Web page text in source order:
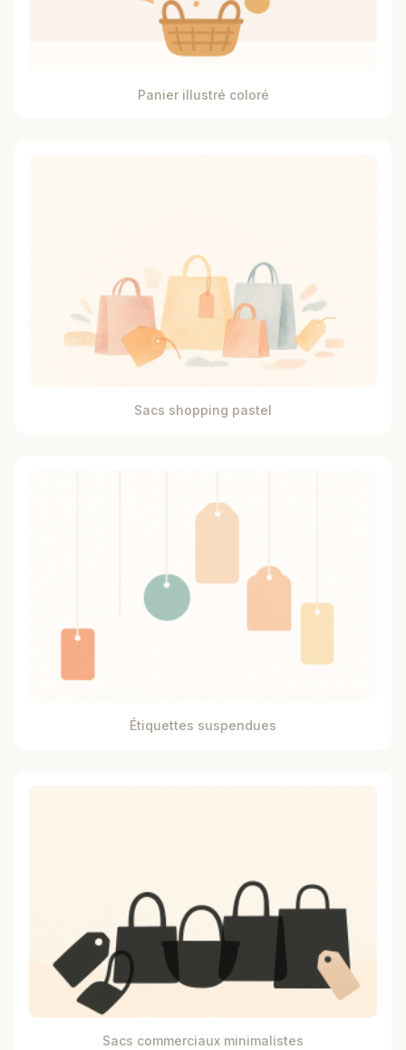
Panier illustré coloré
Sacs shopping pastel
Étiquettes suspendues
Sacs commerciaux minimalistes